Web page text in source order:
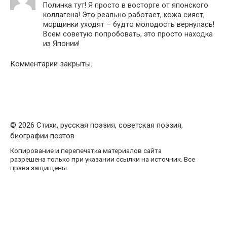
Полинка тут! Я просто в восторге от японского
коллагена! Это реально работает, кожа сияет,
морщинки уходят – будто молодость вернулась!
Всем советую попробовать, это просто находка
из Японии!
Комментарии закрыты.
© 2026 Стихи, русская поэзия, советская поэзия,
биографии поэтов
Копирование и перепечатка материалов сайта
разрешена только при указании ссылки на источник. Все
права защищены.